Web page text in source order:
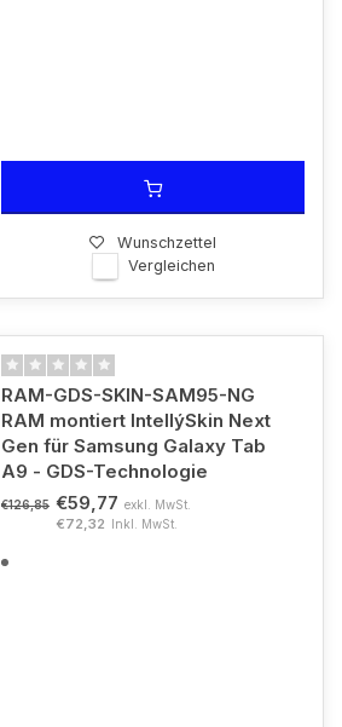
Wunschzettel
Vergleichen
RAM-GDS-SKIN-SAM95-NG
RAM montiert IntellýSkin Next
Gen für Samsung Galaxy Tab
A9 - GDS-Technologie
€126,85 €59,77 exkl. MwSt.
€72,32 Inkl. MwSt.